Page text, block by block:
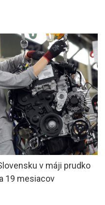
v máji prudko
19 mesiacov